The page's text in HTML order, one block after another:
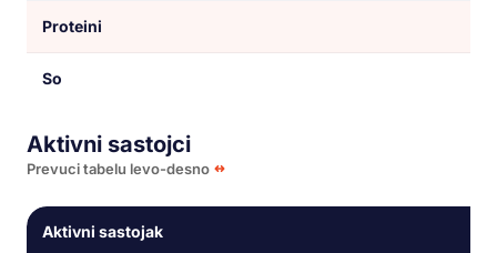
Proteini
So
Aktivni sastojci
Prevuci tabelu levo-desno
Aktivni sastojak